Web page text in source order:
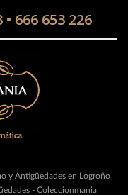
• 666 653 226
y Antigüedades en Logroño
- Coleccionmania